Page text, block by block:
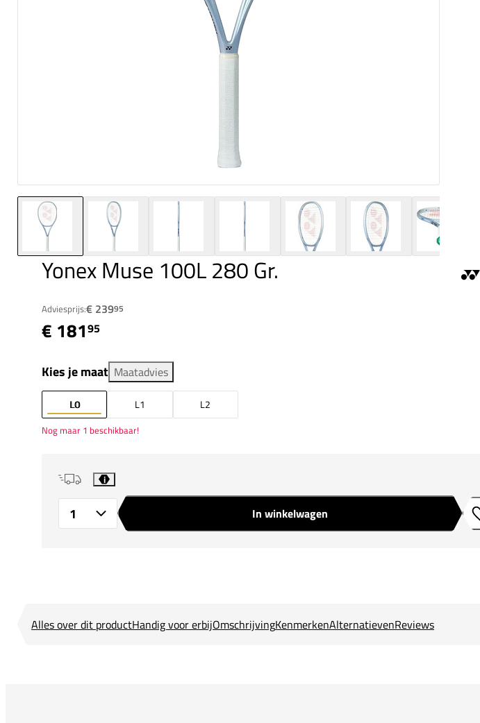
Yonex Muse 100L 280 Gr.
Adviesprijs:€ 23995
€ 18195
Kies je maat Maatadvies
L0 L1 L2
Nog maar 1 beschikbaar!
i
In winkelwagen
Alles over dit productHandig voor erbijOmschrijvingKenmerkenAlternatievenReviews